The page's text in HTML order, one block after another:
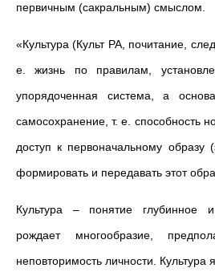
первичным (сакральным) смыслом.
«Культура (Культ РА, почитание,
е. жизнь по правилам,
упорядоченная система, а
самосохранение, т. е. способность
доступ к первоначальному образу
формировать и передавать этот
Культура – понятие глубинное
рождает многообразие,
неповторимость личности. Культура